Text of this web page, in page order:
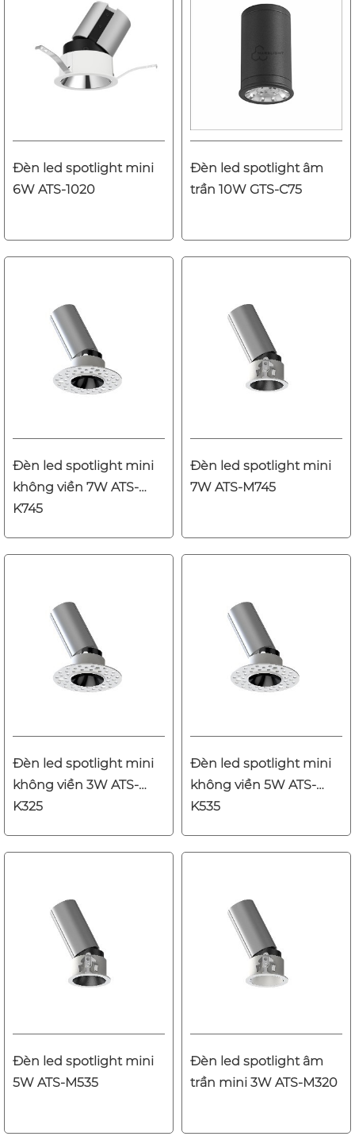
Đèn led spotlight mini
6W ATS-1020
Đèn led spotlight âm
trần 10W GTS-C75
Đèn led spotlight mini
không viền 7W ATS-
K745
Đèn led spotlight mini
7W ATS-M745
Đèn led spotlight mini
không viền 3W ATS-
K325
Đèn led spotlight mini
không viền 5W ATS-
K535
Đèn led spotlight mini
5W ATS-M535
Đèn led spotlight âm
trần mini 3W ATS-M320